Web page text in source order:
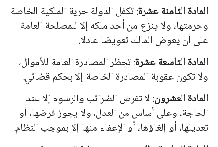
المادة الثامنة عشرة: تكفل الدولة حرية الملكية الخاصة
وحرمتها، ولا ينزع من أحد ملكه إلا للمصلحة العامة
على أن يعوض المالك تعويضا عادلا.
المادة التاسعة عشرة: تحظر المصادرة العامة للأموال،
ولا تكون عقوبة المصادرة الخاصة إلا بحكم قضائي.
المادة العشرون: لا تفرض الضرائب والرسوم إلا عند
الحاجة، وعلى أساس من العدل، ولا يجوز فرضها، أو
تعديلها، أو إلغاؤها، أو الإعفاء منها إلا بموجب النظام.